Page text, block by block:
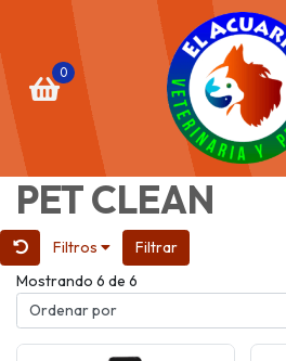
0
PET CLEAN
Filtros
Filtrar
Mostrando 6 de 6